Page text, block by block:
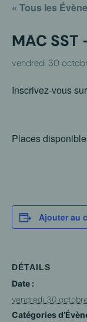
« Tous les
MAC SST
vendredi 30
Inscrivez-vous
Places
Ajouter au
DÉTAILS
Date :
vendredi 30 octobre
Catégories